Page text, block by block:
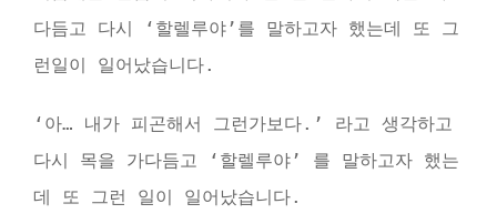
다듬고 다시 ‘할렐루야’를 말하고자 했는데 또 그
런일이 일어났습니다.
‘아… 내가 피곤해서 그런가보다.’ 라고 생각하고
다시 목을 가다듬고 ‘할렐루야’ 를 말하고자 했는
데 또 그런 일이 일어났습니다.